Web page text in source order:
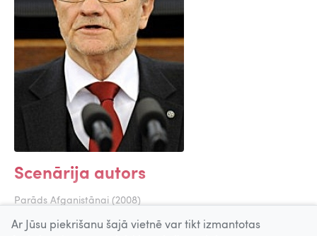
Scenārija autors
Parāds Afganistānai (2008)
Ar Jūsu piekrišanu šajā vietnē var tikt izmantotas